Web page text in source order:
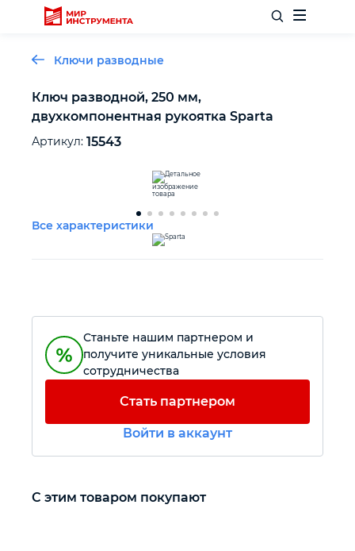
Отделочный инструмент
Столярный инструмент
Силовое оборудование
Крепежный инструмент
Ключи разводные
Ключ разводной, 250 мм,
двухкомпонентная рукоятка Sparta
Артикул: 15543
Все характеристики
Станьте нашим партнером и
получите уникальные условия
сотрудничества
Стать партнером
Войти в аккаунт
С этим товаром покупают